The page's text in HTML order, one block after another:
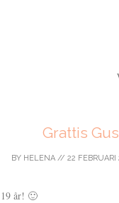
Grattis
BY HELENA // 22 FEBRUARI
år! 🙂